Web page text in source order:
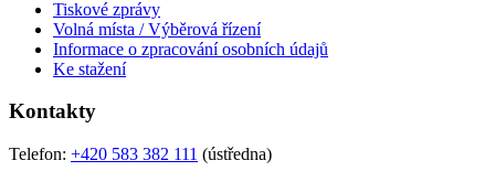
Tiskové zprávy
Volná místa / Výběrová řízení
Informace o zpracování osobních údajů
Ke stažení
Kontakty
Telefon: +420 583 382 111 (ústředna)